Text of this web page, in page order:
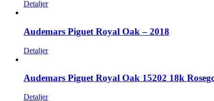
Detaljer
Audemars Piguet Royal Oak – 2018
Detaljer
Audemars Piguet Royal Oak 15202 18k
Detaljer